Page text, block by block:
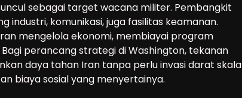
sebagai target wacana militer. Pembangkit
industri, komunikasi, juga fasilitas keamanan.
mengelola ekonomi, membiayai program
perancang strategi di Washington, tekanan
daya tahan Iran tanpa perlu invasi darat skala
biaya sosial yang menyertainya.